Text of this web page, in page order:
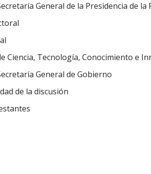
General de la Presidencia de la
Ciencia, Tecnología, Conocimiento e
General de Gobierno
de la discusión